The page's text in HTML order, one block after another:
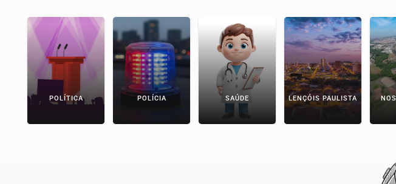
POLÍTICA POLÍCIA SAÚDE LENÇÓIS PAULISTA